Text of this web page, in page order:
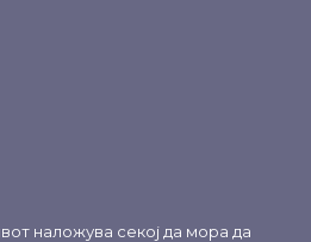
наложува секој да мора да